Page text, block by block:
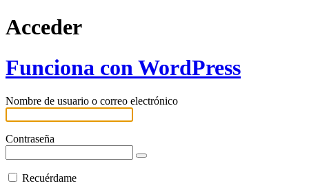
Acceder
Funciona con WordPress
Nombre de usuario o correo electrónico
Contraseña
Recuérdame